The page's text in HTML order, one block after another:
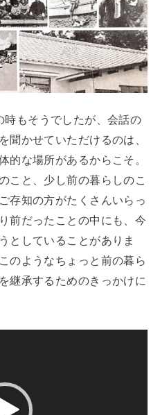
時もそうでしたが、会話の
聞かせていただけるのは、
的な場所があるからこそ。
こと、少し前の暮らしのこ
存知の方がたくさんいらっ
前だったことの中にも、今
としていることがありま
のようなちょっと前の暮ら
継承するためのきっかけに